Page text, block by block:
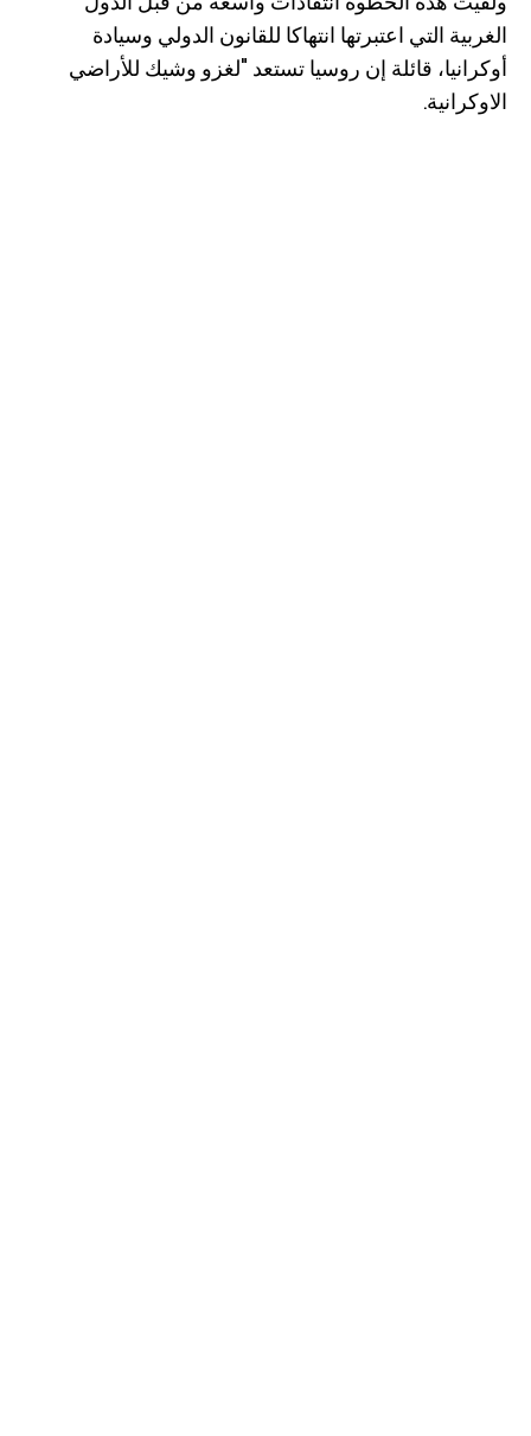
الغربية التي اعتبرتها انتهاكا للقانون الدولي وسيادة
أوكرانيا، قائلة إن روسيا تستعد "لغزو وشيك للأراضي
الاوكرانية.